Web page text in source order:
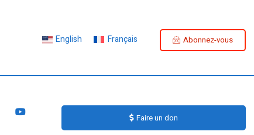
English Français Abonnez-vous
Faire un don